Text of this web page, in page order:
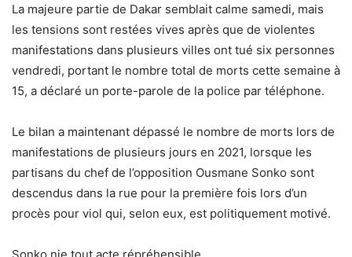
La majeure partie de Dakar semblait calme samedi, mais
les tensions sont restées vives après que de violentes
manifestations dans plusieurs villes ont tué six personnes
vendredi, portant le nombre total de morts cette semaine à
15, a déclaré un porte-parole de la police par téléphone.
Le bilan a maintenant dépassé le nombre de morts lors de
manifestations de plusieurs jours en 2021, lorsque les
partisans du chef de l’opposition Ousmane Sonko sont
descendus dans la rue pour la première fois lors d’un
procès pour viol qui, selon eux, est politiquement motivé.
Sonko nie tout acte répréhensible.